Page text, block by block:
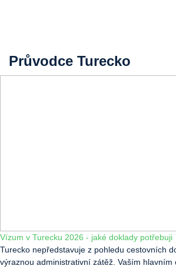
Průvodce Turecko
Vízum v Turecku 2026 - jaké doklady potřebuji
Turecko nepředstavuje z pohledu cestovních
výraznou administrativní zátěž. Vaším